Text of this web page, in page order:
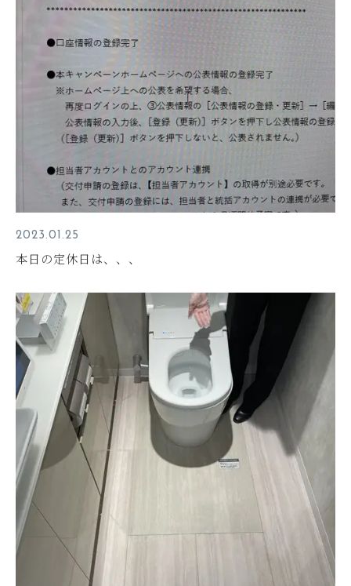
2023.01.25
本日の定休日は、、、